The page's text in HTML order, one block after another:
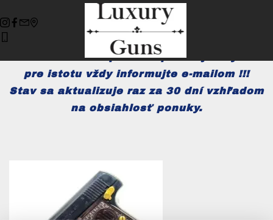
Dušek Opošno (DUO) krátke
zbrane použité
Ohľadom dostupnosti a presnej ceny sa
pre istotu vždy informujte e-mailom !!!
Stav sa aktualizuje raz za 30 dní vzhľadom
na obsiahlosť ponuky.